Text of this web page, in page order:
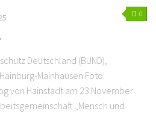
0
Deutschland (BUND),
Mainhausen Foto:
von Hainstadt am 23.November
„Mensch und